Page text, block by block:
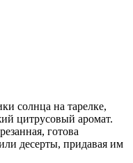
солнца на тарелке,
цитрусовый аромат.
готова
десерты, придавая им